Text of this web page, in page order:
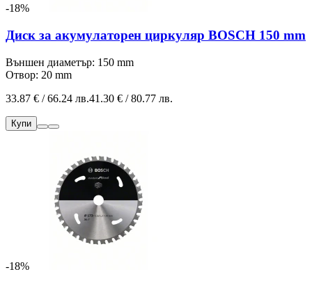
-18%
Диск за акумулаторен циркуляр BOSCH 150 mm
Външен диаметър: 150 mm
Отвор: 20 mm
33.87 € / 66.24 лв.41.30 € / 80.77 лв.
Купи
-18%